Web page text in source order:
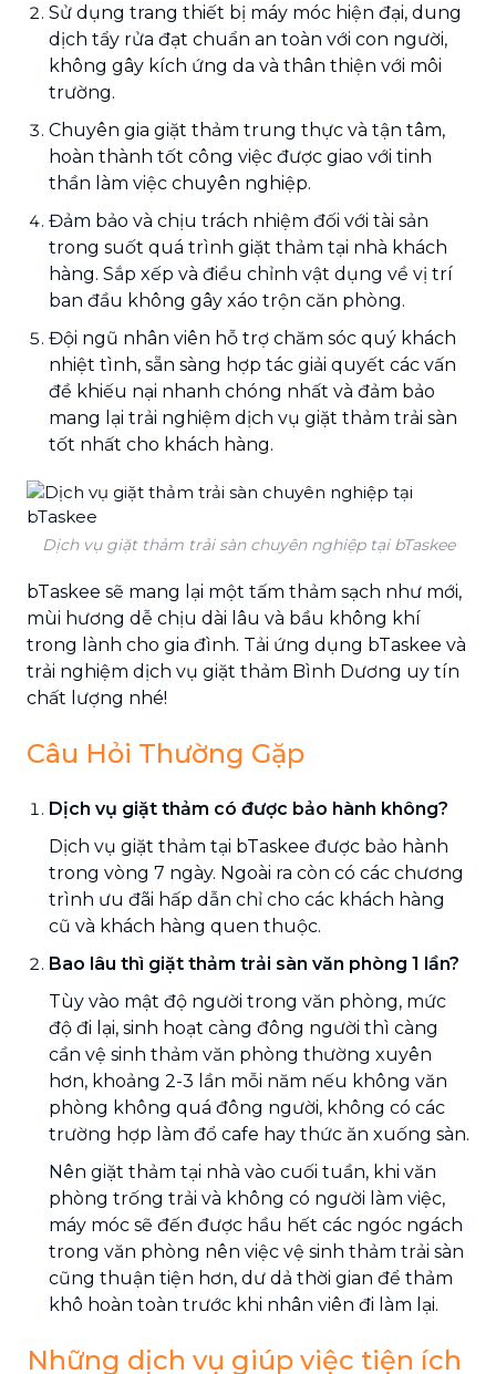
Sử dụng trang thiết bị máy móc hiện đại, dung
dịch tẩy rửa đạt chuẩn an toàn với con người,
không gây kích ứng da và thân thiện với môi
trường.
Chuyên gia giặt thảm trung thực và tận tâm,
hoàn thành tốt công việc được giao với tinh
thần làm việc chuyên nghiệp.
Đảm bảo và chịu trách nhiệm đối với tài sản
trong suốt quá trình giặt thảm tại nhà khách
hàng. Sắp xếp và điều chỉnh vật dụng về vị trí
ban đầu không gây xáo trộn căn phòng.
Đội ngũ nhân viên hỗ trợ chăm sóc quý khách
nhiệt tình, sẵn sàng hợp tác giải quyết các vấn
đề khiếu nại nhanh chóng nhất và đảm bảo
mang lại trải nghiệm dịch vụ giặt thảm trải sàn
tốt nhất cho khách hàng.
Dịch vụ giặt thảm trải sàn chuyên nghiệp tại bTaskee
bTaskee sẽ mang lại một tấm thảm sạch như mới,
mùi hương dễ chịu dài lâu và bầu không khí
trong lành cho gia đình. Tải ứng dụng bTaskee và
trải nghiệm dịch vụ giặt thảm Bình Dương uy tín
chất lượng nhé!
Câu Hỏi Thường Gặp
Dịch vụ giặt thảm có được bảo hành không?
Dịch vụ giặt thảm tại bTaskee được bảo hành
trong vòng 7 ngày. Ngoài ra còn có các chương
trình ưu đãi hấp dẫn chỉ cho các khách hàng
cũ và khách hàng quen thuộc.
Bao lâu thì giặt thảm trải sàn văn phòng 1 lần?
Tùy vào mật độ người trong văn phòng, mức
độ đi lại, sinh hoạt càng đông người thì càng
cần vệ sinh thảm văn phòng thường xuyên
hơn, khoảng 2-3 lần mỗi năm nếu không văn
phòng không quá đông người, không có các
trường hợp làm đổ cafe hay thức ăn xuống sàn.
Nên giặt thảm tại nhà vào cuối tuần, khi văn
phòng trống trải và không có người làm việc,
máy móc sẽ đến được hầu hết các ngóc ngách
trong văn phòng nên việc vệ sinh thảm trải sàn
cũng thuận tiện hơn, dư dả thời gian để thảm
khô hoàn toàn trước khi nhân viên đi làm lại.
Những dịch vụ giúp việc tiện ích